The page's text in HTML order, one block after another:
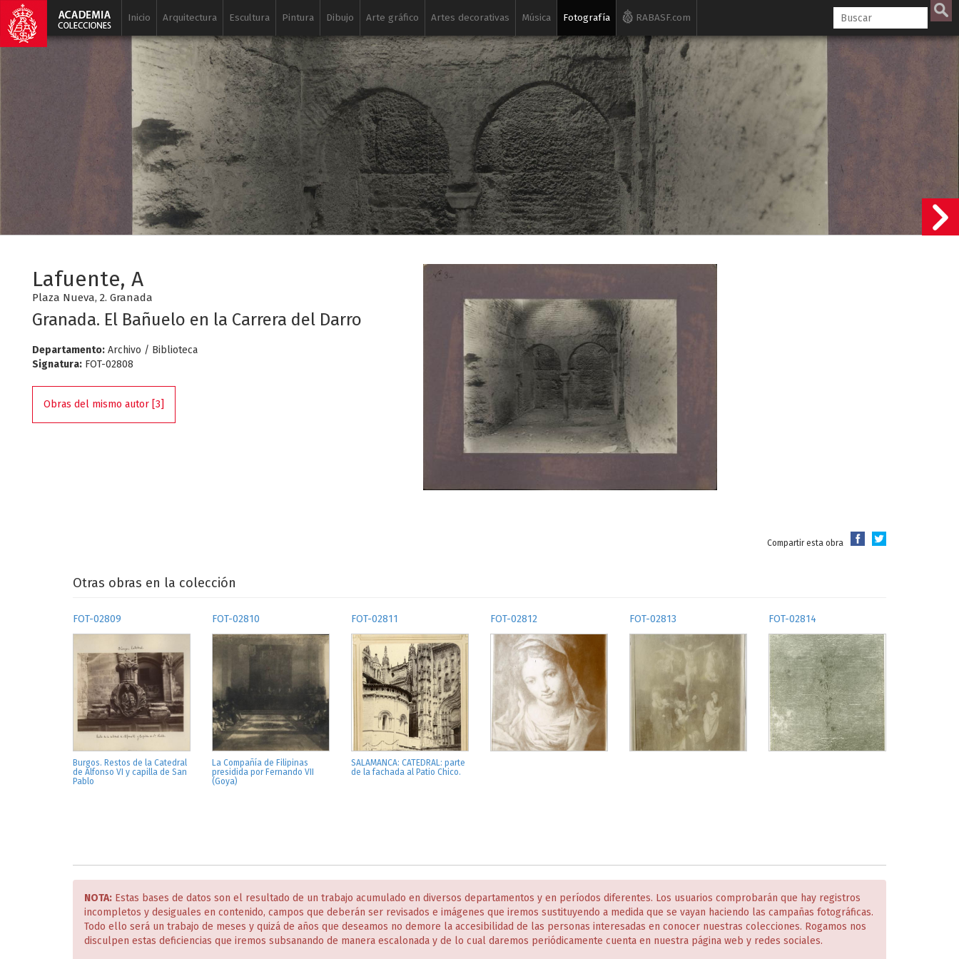
Inicio Arquitectura Escultura Pintura Dibujo Arte gráfico Artes decorativas Música Fotografía RABASF.com
Lafuente, A
Plaza Nueva, 2. Granada
Granada. El Bañuelo en la Carrera del Darro
Departamento: Archivo / Biblioteca
Signatura: FOT-02808
Obras del mismo autor [3]
Compartir esta obra
Otras obras en la colección
FOT-02809
Burgos. Restos de la Catedral
de Alfonso VI y capilla de San
Pablo
FOT-02810
La Compañía de Filipinas
presidida por Fernando VII
(Goya)
FOT-02811
SALAMANCA: CATEDRAL: parte
de la fachada al Patio Chico.
FOT-02812 FOT-02813 FOT-02814
NOTA: Estas bases de datos son el resultado de un trabajo acumulado en diversos departamentos y en períodos diferentes. Los usuarios comprobarán que hay registros
incompletos y desiguales en contenido, campos que deberán ser revisados e imágenes que iremos sustituyendo a medida que se vayan haciendo las campañas fotográficas.
Todo ello será un trabajo de meses y quizá de años que deseamos no demore la accesibilidad de las personas interesadas en conocer nuestras colecciones. Rogamos nos
disculpen estas deficiencias que iremos subsanando de manera escalonada y de lo cual daremos periódicamente cuenta en nuestra página web y redes sociales.